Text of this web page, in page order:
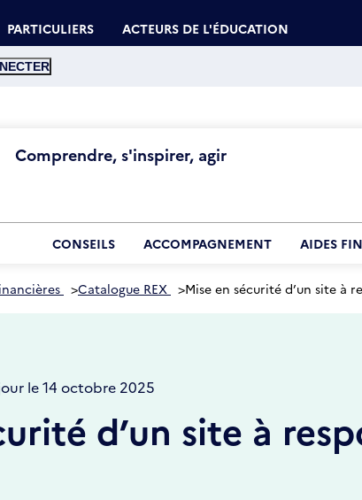
PARTICULIERS ACTEURS DE L'ÉDUCATION
Comprendre, s'inspirer, agir
CONSEILS ACCOMPAGNEMENT AIDES
>Catalogue REX >Mise en sécurité d’un site à
le 14 octobre 2025
d’un site à